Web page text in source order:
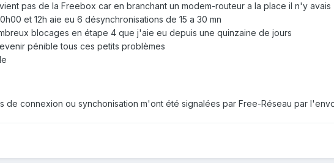
pas de la Freebox car en branchant un modem-routeur a la place il n'y
et 12h aie eu 6 désynchronisations de 15 a 30 mn
blocages en étape 4 que j'aie eu depuis une quinzaine de jours
pénible tous ces petits problèmes
de connexion ou synchonisation m'ont été signalées par Free-Réseau par